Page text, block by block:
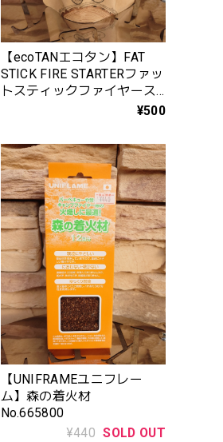
【ecoTANエコタン】FAT
STICK FIRE STARTERファッ
トスティックファイヤース
ターター（天然由来100％／
¥500
【UNIFRAMEユニフレー
ム】森の着火材
No.665800
¥440 SOLD OUT